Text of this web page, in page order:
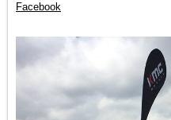
Facebook